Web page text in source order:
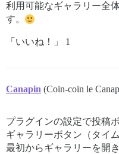
利用可能なギャラリー全
す。
「いいね！」 1
Canapin (Coin-coin le
プラグインの設定で投稿
ギャラリーボタン（タイ
最初からギャラリーを開き